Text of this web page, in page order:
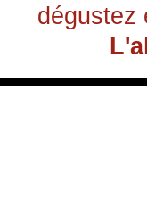
dégustez